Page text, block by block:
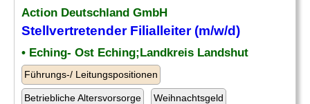
Action Deutschland GmbH
Stellvertretender Filialleiter (m/w/d)
• Eching- Ost Eching;Landkreis Landshut
Führungs-/ Leitungspositionen
Betriebliche Altersvorsorge Weihnachtsgeld